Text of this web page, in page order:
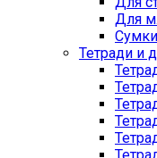
Для
Тетради и